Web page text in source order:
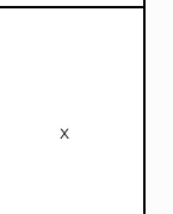
X